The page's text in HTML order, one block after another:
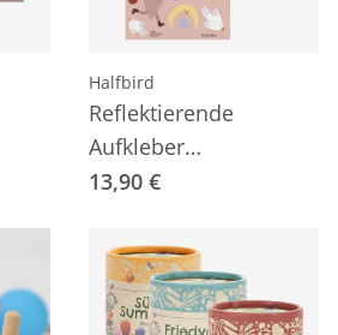
Halfbird
Reflektierende
Aufkleber
Sommernacht
13,90 €